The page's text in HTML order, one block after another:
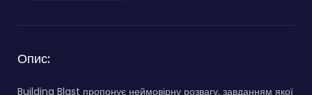
Опис:
Building Blast пропонує неймовірну розвагу, завданням якої